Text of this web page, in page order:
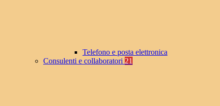
Telefono e posta elettronica
Consulenti e collaboratori 21